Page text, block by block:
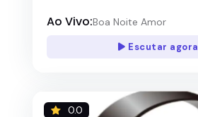
Ao Vivo:Boa Noite Amor
Escutar agora
0.0